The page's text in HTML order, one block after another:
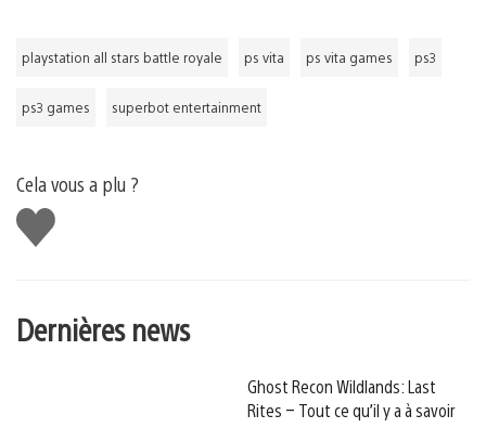
playstation all stars battle royale ps vita ps vita games ps3
ps3 games superbot entertainment
Cela vous a plu ?
J'aime
Dernières news
Ghost Recon Wildlands: Last
Rites – Tout ce qu’il y a à savoir